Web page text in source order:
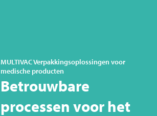
MULTIVACVerpakkingsoplossingen voor
medische producten
Betrouwbare
processen voor het